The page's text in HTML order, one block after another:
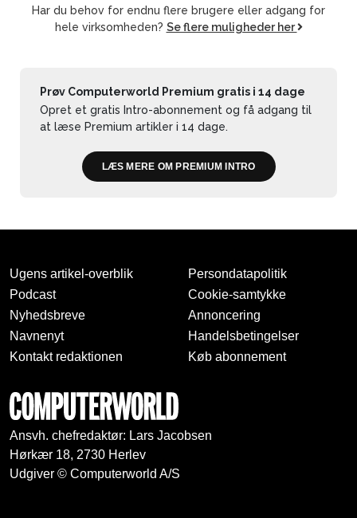
Har du behov for endnu flere brugere eller adgang for
hele virksomheden? Se flere muligheder her
Prøv Computerworld Premium gratis i 14 dage
Opret et gratis Intro-abonnement og få adgang til
at læse Premium artikler i 14 dage.
LÆS MERE OM PREMIUM INTRO
Ugens artikel-overblik
Podcast
Nyhedsbreve
Navnenyt
Kontakt redaktionen
Persondatapolitik
Cookie-samtykke
Annoncering
Handelsbetingelser
Køb abonnement
Ansvh. chefredaktør: Lars Jacobsen
Hørkær 18, 2730 Herlev
Udgiver © Computerworld A/S